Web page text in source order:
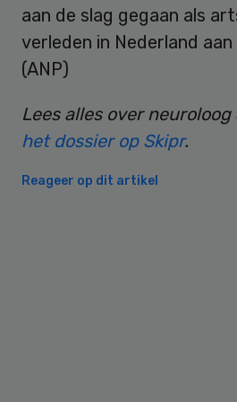
aan de slag gegaan als
verleden in Nederland
(ANP)
Lees alles over
het dossier op Skipr.
Reageer op dit artikel